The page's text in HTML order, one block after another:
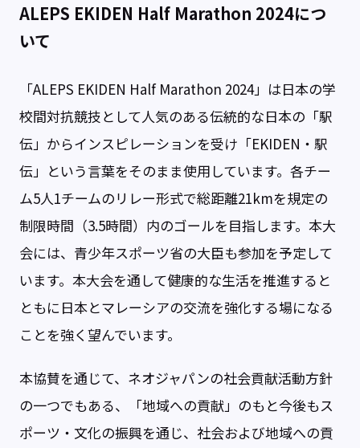
ALEPS EKIDEN Half Marathon 2024につ
いて
「ALEPS EKIDEN Half Marathon 2024」は日本の学
校間対抗競技として人気のある伝統的な日本の「駅
伝」からインスピレーションを受け「EKIDEN・駅
伝」という言葉をそのまま使用しています。各チー
ム5人1チームのリレー形式で総距離21kmを規定の
制限時間（3.5時間）内のゴールを目指します。本大
会には、青少年スポーツ省の大臣も参加を予定して
います。本大会を通して健康的な生活を推進すると
ともに日本とマレーシアの交流を強化する場になる
ことを強く望んでいます。
本協賛を通じて、ネオジャパンの社会貢献活動方針
の一つでもある、「地域への貢献」のもと今後もス
ポーツ・文化の振興を通じ、社会および地域への貢